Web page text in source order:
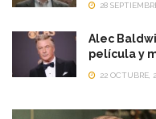
28
Alec
película y
22 OCTUBRE,